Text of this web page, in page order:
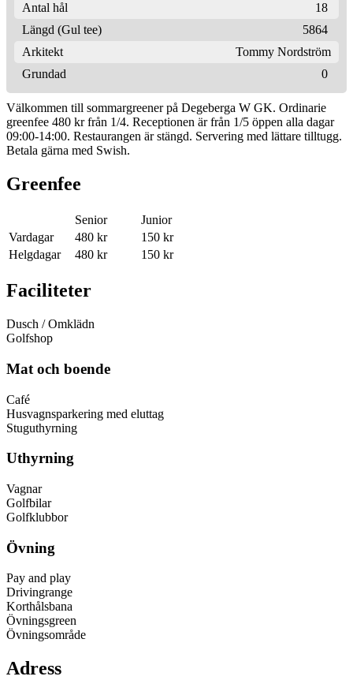
Antal hål
18
Längd (Gul tee)
5864
Arkitekt
Tommy Nordström
Grundad
0
Välkommen till sommargreener på Degeberga W GK. Ordinarie
greenfee 480 kr från 1/4. Receptionen är från 1/5 öppen alla dagar
09:00-14:00. Restaurangen är stängd. Servering med lättare tilltugg.
Betala gärna med Swish.
Greenfee
Senior
Junior
Vardagar
480 kr
150 kr
Helgdagar
480 kr 150 kr
Faciliteter
Dusch / Omklädn
Golfshop
Mat och boende
Café
Husvagnsparkering med eluttag
Stuguthyrning
Uthyrning
Vagnar
Golfbilar
Golfklubbor
Övning
Pay and play
Drivingrange
Korthålsbana
Övningsgreen
Övningsområde
Adress